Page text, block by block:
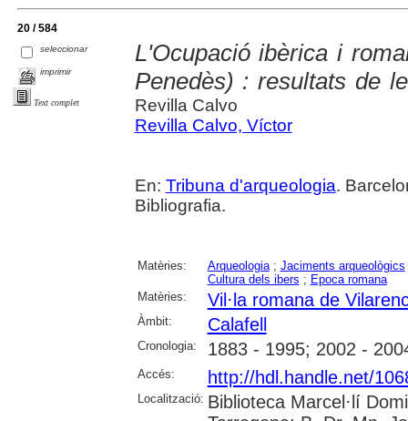
20 / 584
seleccionar
imprimir
Text complet
L'Ocupació ibèrica i
Penedès) : resultats de
Revilla Calvo
Revilla Calvo, Víctor
En: Tribuna d'arqueologia.
Bibliografia.
Matèries: Arqueologia; Jaciments arqueològics
Cultura dels ibers ; Epoca romana
Matèries:
Vil·la romana de
Àmbit: Calafell
Cronologia: 1883 - 1995; 2002 -
Accés: http://hdl.handle.net/
Localització: Biblioteca Marcel·lí